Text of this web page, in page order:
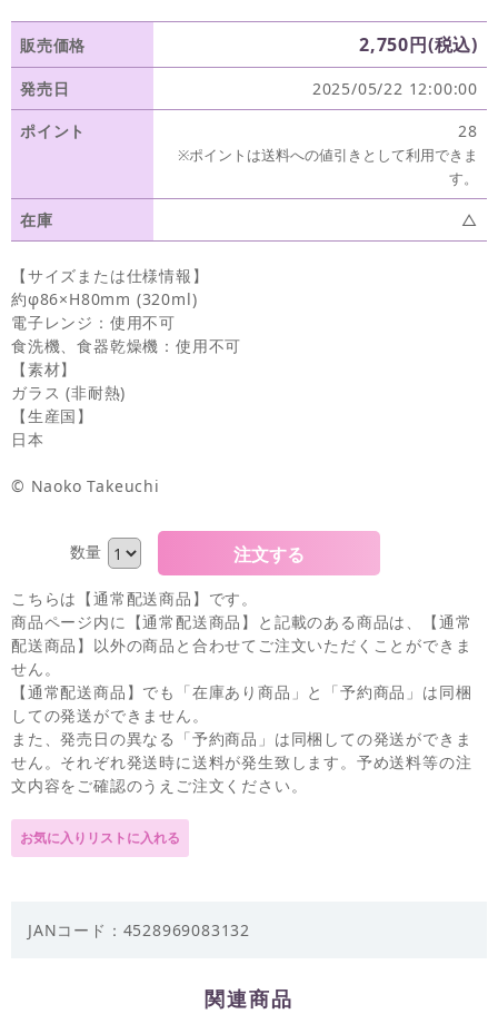
販売価格 2,750円(税込)
発売日
2025/05/22 12:00:00
ポイント
28
※ポイントは送料への値引きとして利用できま
す。
在庫 △
【サイズまたは仕様情報】
約φ86×H80mm (320ml)
電子レンジ：使用不可
食洗機、食器乾燥機：使用不可
【素材】
ガラス (非耐熱)
【生産国】
日本
© Naoko Takeuchi
数量
こちらは【通常配送商品】です。
商品ページ内に【通常配送商品】と記載のある商品は、【通常
配送商品】以外の商品と合わせてご注文いただくことができま
せん。
【通常配送商品】でも「在庫あり商品」と「予約商品」は同梱
しての発送ができません。
また、発売日の異なる「予約商品」は同梱しての発送ができま
せん。それぞれ発送時に送料が発生致します。予め送料等の注
文内容をご確認のうえご注文ください。
JANコード：4528969083132
関連商品